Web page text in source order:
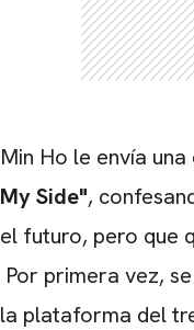
Min Ho le envía
My Side",
el futuro, pero que
Por primera vez,
la plataforma del